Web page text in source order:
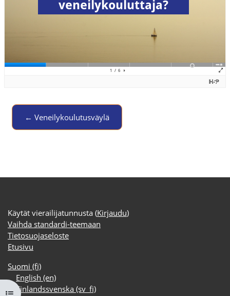
Avaa kurssisisältö
← Veneilykoulutusväylä
Käytät vierailijatunnusta (Kirjaudu)
Vaihda standardi-teemaan
Tietosuojaseloste
Etusivu
Suomi ‎(fi)‎
English ‎(en)‎
Finlandssvenska ‎(sv_fi)‎